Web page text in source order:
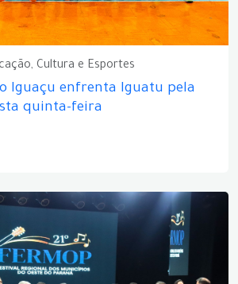
Cultura e Esportes
Iguaçu enfrenta Iguatu pela
quinta-feira